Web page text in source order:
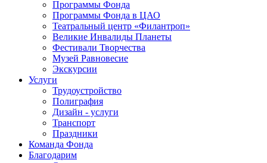
Программы Фонда
Программы Фонда в ЦАО
Театральный центр «Филантроп»
Великие Инвалиды Планеты
Фестивали Творчества
Музей Равновесие
Экскурсии
Услуги
Трудоустройство
Полиграфия
Дизайн - услуги
Транспорт
Праздники
Команда Фонда
Благодарим